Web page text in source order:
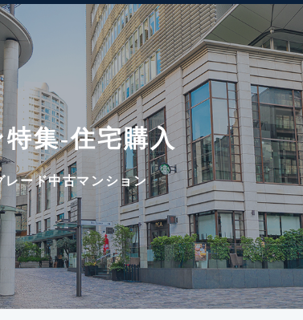
集-住宅購入
レード中古マンション